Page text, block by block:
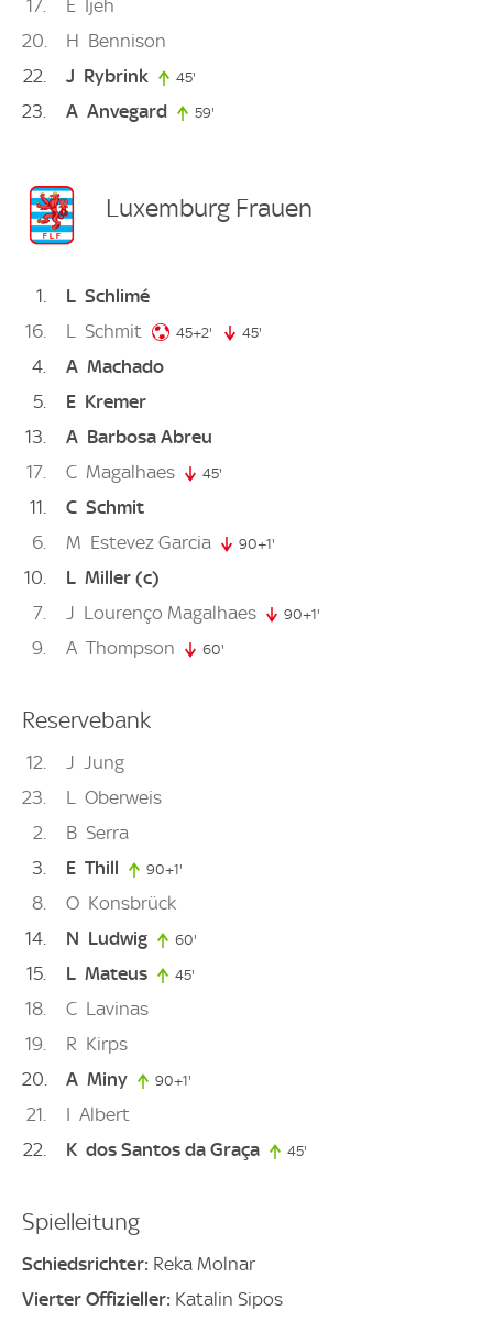
17 E
Ijeh
20
H Bennison
22
J Rybrink 45'
23 A Anvegard 59'
Luxemburg Frauen
1 L Schlimé
16
L Schmit 45+2' 47. minute
45'
4 A Machado
5
E Kremer
13
A Barbosa Abreu
17
C Magalhaes 45'
11 C Schmit
6
M Estevez Garcia 90+1'
10 L Miller (c)
7
J Lourenço Magalhaes 90+1'
9 A Thompson 60'
Reservebank
12 J
Jung
23
L
Oberweis
2
B Serra
3
E Thill 90+1'
8 O Konsbrück
14
N Ludwig 60'
15 L Mateus 45'
18 C Lavinas
19
R Kirps
20
A Miny 90+1'
21 I Albert
22
K dos Santos da Graça 45'
Spielleitung
Schiedsrichter: Reka Molnar
Vierter Offizieller: Katalin Sipos